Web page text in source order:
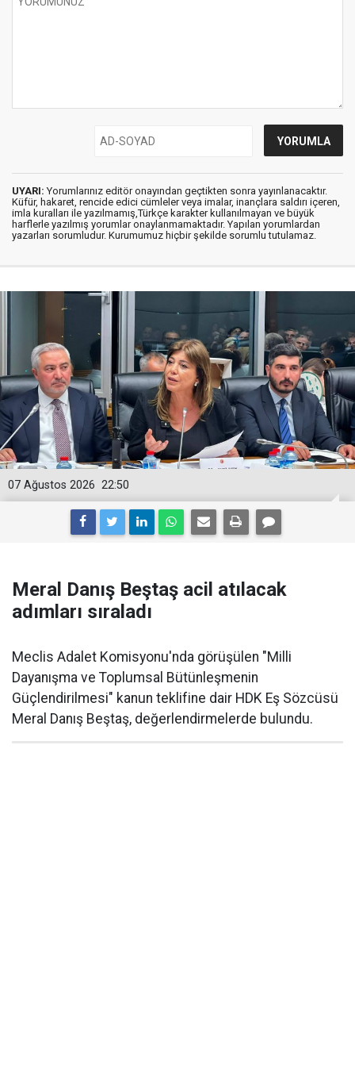
UYARI: Yorumlarınız editör onayından geçtikten sonra yayınlanacaktır.
Küfür, hakaret, rencide edici cümleler veya imalar, inançlara saldırı içeren,
imla kuralları ile yazılmamış,Türkçe karakter kullanılmayan ve büyük
harflerle yazılmış yorumlar onaylanmamaktadır. Yapılan yorumlardan
yazarları sorumludur. Kurumumuz hiçbir şekilde sorumlu tutulamaz.
22:50
07 Ağustos 2026
Meral Danış Beştaş acil atılacak
adımları sıraladı
Meclis Adalet Komisyonu'nda görüşülen "Milli
Dayanışma ve Toplumsal Bütünleşmenin
Güçlendirilmesi" kanun teklifine dair HDK Eş Sözcüsü
Meral Danış Beştaş, değerlendirmelerde bulundu.